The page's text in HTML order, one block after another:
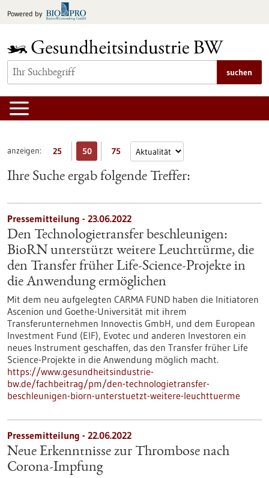
Inhalt
Powered by
suchen
anzeigen: 25 50 75
Ihre Suche ergab folgende Treffer:
Pressemitteilung - 23.06.2022
Den Technologietransfer beschleunigen:
BioRN unterstützt weitere Leuchttürme, die
den Transfer früher Life-Science-Projekte in
die Anwendung ermöglichen
Mit dem neu aufgelegten CARMA FUND haben die Initiatoren
Ascenion und Goethe-Universität mit ihrem
Transferunternehmen Innovectis GmbH, und dem European
Investment Fund (EIF), Evotec und anderen Investoren ein
neues Instrument geschaffen, das den Transfer früher Life
Science-Projekte in die Anwendung möglich macht.
https://www.gesundheitsindustrie-
bw.de/fachbeitrag/pm/den-technologietransfer-
beschleunigen-biorn-unterstuetzt-weitere-leuchttuerme
Pressemitteilung - 22.06.2022
Neue Erkenntnisse zur Thrombose nach
Corona-Impfung